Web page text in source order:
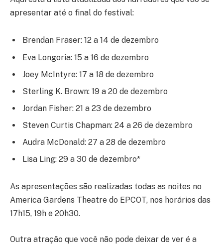
apresentar até o final do festival:
Brendan Fraser: 12 a 14 de dezembro
Eva Longoria: 15 a 16 de dezembro
Joey McIntyre: 17 a 18 de dezembro
Sterling K. Brown: 19 a 20 de dezembro
Jordan Fisher: 21 a 23 de dezembro
Steven Curtis Chapman: 24 a 26 de dezembro
Audra McDonald: 27 a 28 de dezembro
Lisa Ling: 29 a 30 de dezembro*
As apresentações são realizadas todas as noites no
America Gardens Theatre do EPCOT, nos horários das
17h15, 19h e 20h30.
Outra atração que você não pode deixar de ver é a